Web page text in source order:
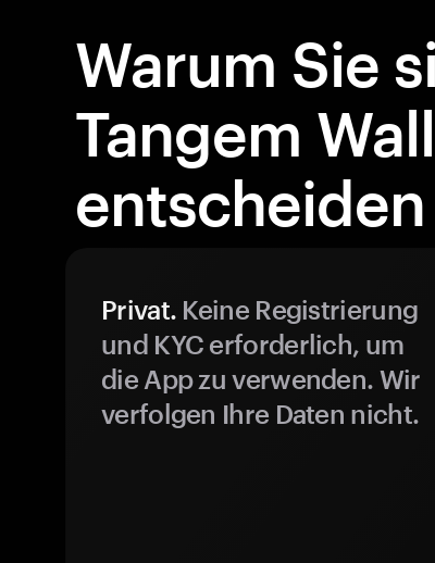
Warum Sie
Tangem
Privat. Keine Registrierung
und KYC erforderlich, um
die App zu verwenden. Wir
verfolgen Ihre Daten nicht.